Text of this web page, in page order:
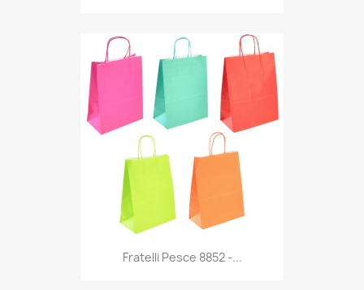
Anteprima
Fratelli Pesce 8852 -...